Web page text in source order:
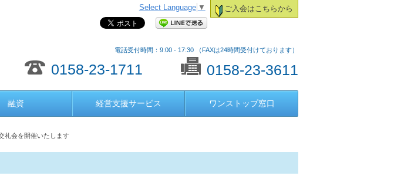
ご入会はこちらから
Select Language ▼
電話受付時間：9:00 - 17:30 （FAXは24時間受付けております）
0158-23-1711 0158-23-3611
融資 経営支援サービス ワンストップ窓口
礼会を開催いたします